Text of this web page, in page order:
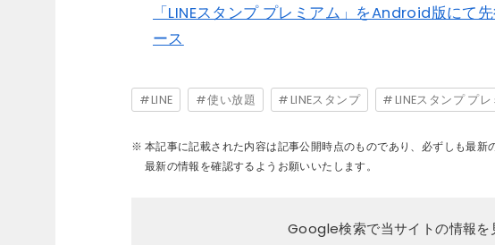
「LINEスタンプ プレミアム」をAndroid版にて
ース
LINE 使い放題 LINEスタンプ LINEスタンプ プ
本記事に記載された内容は記事公開時点のものであり、必ずしも最新
最新の情報を確認するようお願いいたします。
Google検索で当サイトの情報を